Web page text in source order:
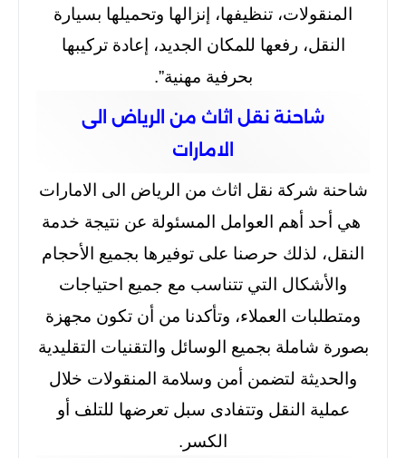
المنقولات، تنظيفها، إنزالها وتحميلها بسيارة
النقل، رفعها للمكان الجديد، إعادة تركيبها
بحرفية مهنية”.
شاحنة نقل اثاث من الرياض الى
الامارات
شاحنة شركة نقل اثاث من الرياض الى الامارات
هي أحد أهم العوامل المسئولة عن نتيجة خدمة
النقل، لذلك حرصنا على توفيرها بجميع الأحجام
والأشكال التي تتناسب مع جميع احتياجات
ومتطلبات العملاء، وتأكدنا من أن تكون مجهزة
بصورة شاملة بجميع الوسائل والتقنيات التقليدية
والحديثة لتضمن أمن وسلامة المنقولات خلال
عملية النقل وتتفادى سبل تعرضها للتلف أو
الكسر.